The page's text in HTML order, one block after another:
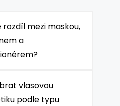
rozdíl mezi maskou,
a
vlasovou
podle typu